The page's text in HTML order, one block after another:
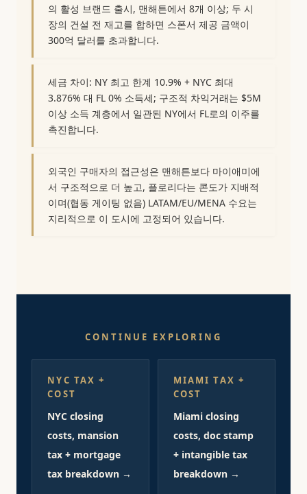
의 활성 브랜드 출시, 맨해튼에서 8개 이상; 두 시
장의 건설 전 재고를 합하면 스폰서 제공 금액이
300억 달러를 초과합니다.
세금 차이: NY 최고 한계 10.9% + NYC 최대
3.876% 대 FL 0% 소득세; 구조적 차익거래는 $5M
이상 소득 계층에서 일관된 NY에서 FL로의 이주를
촉진합니다.
외국인 구매자의 접근성은 맨해튼보다 마이애미에
서 구조적으로 더 높고, 플로리다는 콘도가 지배적
이며(협동 게이팅 없음) LATAM/EU/MENA 수요는
지리적으로 이 도시에 고정되어 있습니다.
CONTINUE EXPLORING
NYC TAX +
COST
NYC closing
costs, mansion
tax + mortgage
tax breakdown →
MIAMI TAX +
COST
Miami closing
costs, doc stamp
+ intangible tax
breakdown →